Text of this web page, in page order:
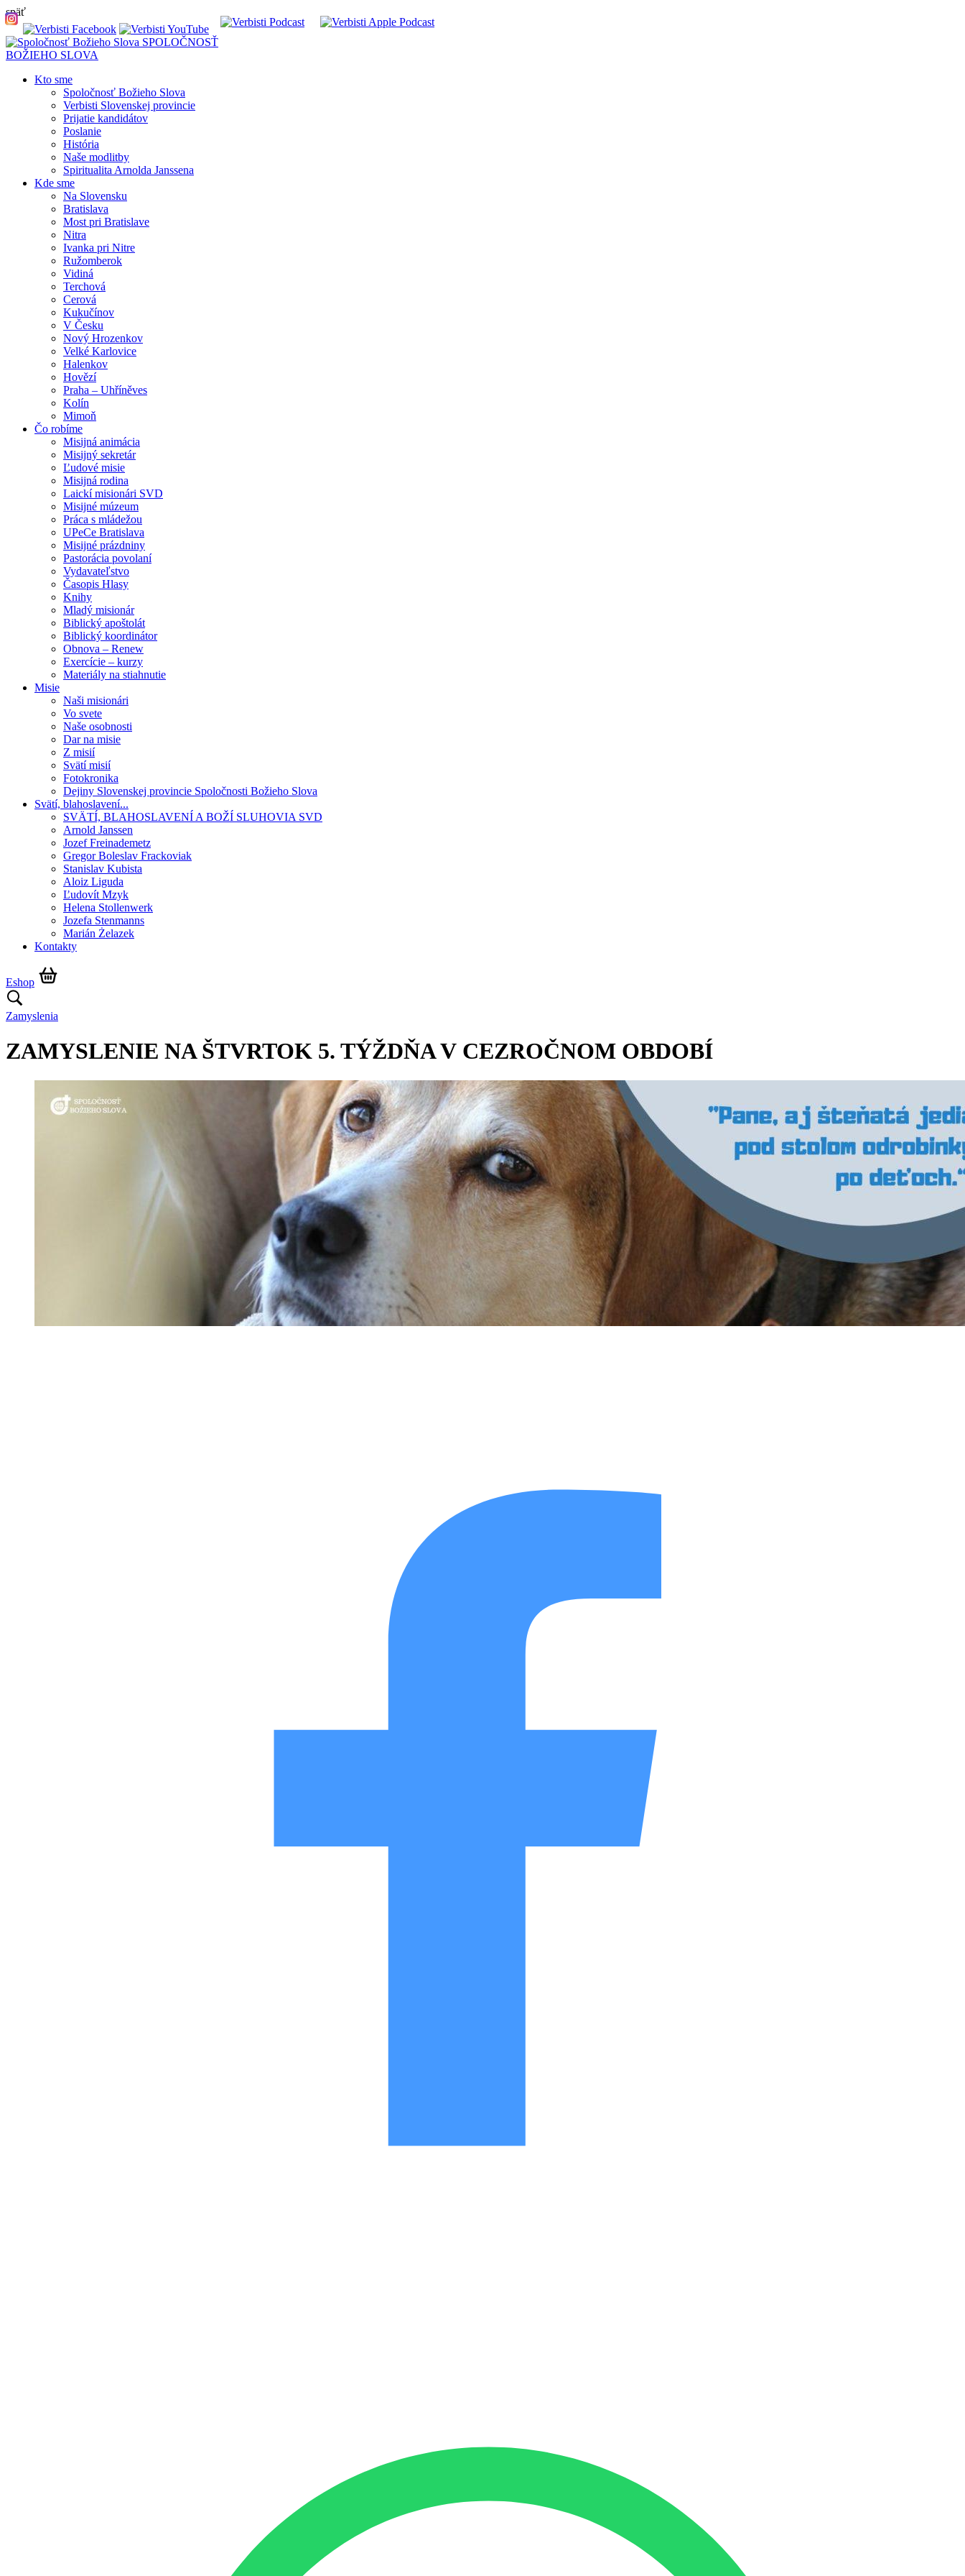
späť
SPOLOČNOSŤ
BOŽIEHO SLOVA
Kto sme
Spoločnosť Božieho Slova
Verbisti Slovenskej provincie
Prijatie kandidátov
Poslanie
História
Naše modlitby
Spiritualita Arnolda Janssena
Kde sme
Na Slovensku
Bratislava
Most pri Bratislave
Nitra
Ivanka pri Nitre
Ružomberok
Vidiná
Terchová
Cerová
Kukučínov
V Česku
Nový Hrozenkov
Velké Karlovice
Halenkov
Hovězí
Praha – Uhříněves
Kolín
Mimoň
Čo robíme
Misijná animácia
Misijný sekretár
Ľudové misie
Misijná rodina
Laickí misionári SVD
Misijné múzeum
Práca s mládežou
UPeCe Bratislava
Misijné prázdniny
Pastorácia povolaní
Vydavateľstvo
Časopis Hlasy
Knihy
Mladý misionár
Biblický apoštolát
Biblický koordinátor
Obnova – Renew
Exercície – kurzy
Materiály na stiahnutie
Misie
Naši misionári
Vo svete
Naše osobnosti
Dar na misie
Z misií
Svätí misií
Fotokronika
Dejiny Slovenskej provincie Spoločnosti Božieho Slova
Svätí, blahoslavení...
SVÄTÍ, BLAHOSLAVENÍ A BOŽÍ SLUHOVIA SVD
Arnold Janssen
Jozef Freinademetz
Gregor Boleslav Frackoviak
Stanislav Kubista
Aloiz Liguda
Ľudovít Mzyk
Helena Stollenwerk
Jozefa Stenmanns
Marián Żelazek
Kontakty
Eshop
Zamyslenia
ZAMYSLENIE NA ŠTVRTOK 5. TÝŽDŇA V CEZROČNOM OBDOBÍ